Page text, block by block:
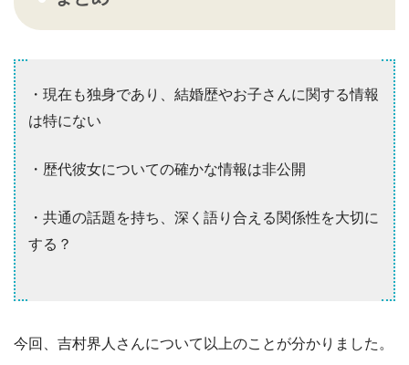
・現在も独身であり、結婚歴やお子さんに関する情報
は特にない
・歴代彼女についての確かな情報は非公開
・共通の話題を持ち、深く語り合える関係性を大切に
する？
今回、吉村界人さんについて以上のことが分かりました。